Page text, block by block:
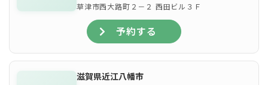
草津市西大路町２－２ 西田ビル３Ｆ
予約する
滋賀県近江八幡市